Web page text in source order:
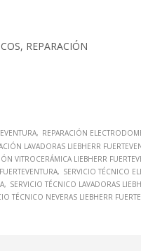
REPARACIÓN
REPARACIÓN
LAVADORAS LIEBHERR
VITROCERÁMICA LIEBHERR
SERVICIO TÉCNICO
SERVICIO TÉCNICO LAVADORAS
TÉCNICO NEVERAS LIEBHERR